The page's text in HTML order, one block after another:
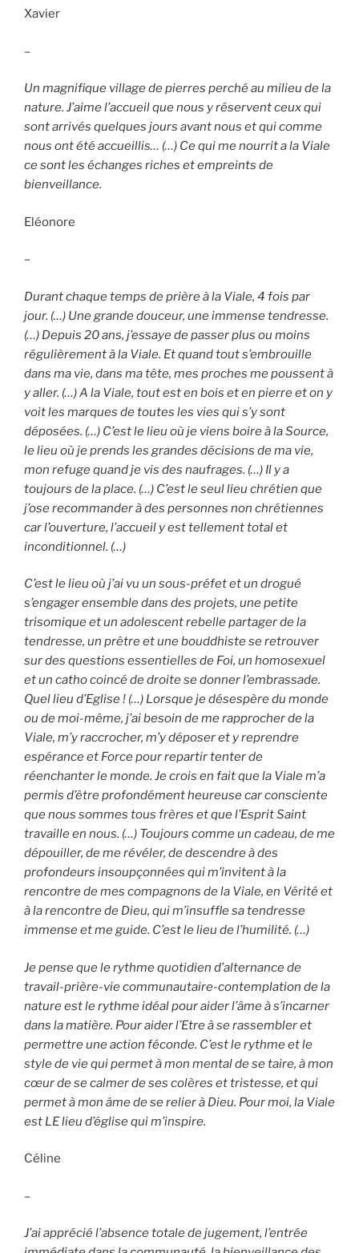
Xavier
–
Un magnifique village de pierres perché au milieu de la
nature. J’aime l’accueil que nous y réservent ceux qui
sont arrivés quelques jours avant nous et qui comme
nous ont été accueillis… (…) Ce qui me nourrit a la Viale
ce sont les échanges riches et empreints de
bienveillance.
Eléonore
–
Durant chaque temps de prière à la Viale, 4 fois par
jour. (…) Une grande douceur, une immense tendresse.
(…) Depuis 20 ans, j’essaye de passer plus ou moins
régulièrement à la Viale. Et quand tout s’embrouille
dans ma vie, dans ma tête, mes proches me poussent à
y aller. (…) A la Viale, tout est en bois et en pierre et on y
voit les marques de toutes les vies qui s’y sont
déposées. (…) C’est le lieu où je viens boire à la Source,
le lieu où je prends les grandes décisions de ma vie,
mon refuge quand je vis des naufrages. (…) Il y a
toujours de la place. (…) C’est le seul lieu chrétien que
j’ose recommander à des personnes non chrétiennes
car l’ouverture, l’accueil y est tellement total et
inconditionnel. (…)
C’est le lieu où j’ai vu un sous-préfet et un drogué
s’engager ensemble dans des projets, une petite
trisomique et un adolescent rebelle partager de la
tendresse, un prêtre et une bouddhiste se retrouver
sur des questions essentielles de Foi, un homosexuel
et un catho coincé de droite se donner l’embrassade.
Quel lieu d’Eglise ! (…) Lorsque je désespère du monde
ou de moi-même, j’ai besoin de me rapprocher de la
Viale, m’y raccrocher, m’y déposer et y reprendre
espérance et Force pour repartir tenter de
réenchanter le monde. Je crois en fait que la Viale m’a
permis d’être profondément heureuse car consciente
que nous sommes tous frères et que l’Esprit Saint
travaille en nous. (…) Toujours comme un cadeau, de me
dépouiller, de me révéler, de descendre à des
profondeurs insoupçonnées qui m’invitent à la
rencontre de mes compagnons de la Viale, en Vérité et
à la rencontre de Dieu, qui m’insuffle sa tendresse
immense et me guide. C’est le lieu de l’humilité. (…)
Je pense que le rythme quotidien d’alternance de
travail-prière-vie communautaire-contemplation de la
nature est le rythme idéal pour aider l’âme à s’incarner
dans la matière. Pour aider l’Etre à se rassembler et
permettre une action féconde. C’est le rythme et le
style de vie qui permet à mon mental de se taire, à mon
cœur de se calmer de ses colères et tristesse, et qui
permet à mon âme de se relier à Dieu. Pour moi, la Viale
est LElieu d’église qui m’inspire.
Céline
–
J’ai apprécié l’absence totale de jugement, l’entrée